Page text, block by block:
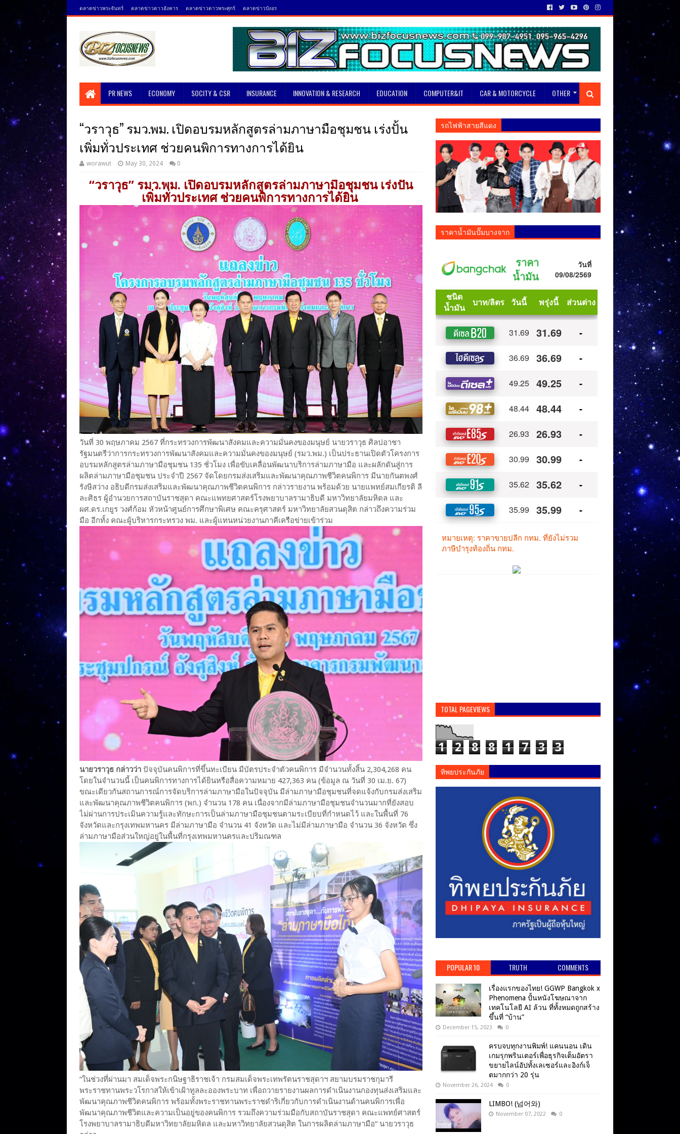
ตลาดข่าวพระจันทร์ ตลาดข่าวดาวอังคาร ตลาดข่าวดาวพระศุกร์ ตลาดข่าวบังอร
PR NEWS ECONOMY SOCITY & CSR INSURANCE INNOVATION & RESEARCH EDUCATION COMPUTER&IT CAR & MOTORCYCLE OTHER
“วราวุธ” รมว.พม. เปิดอบรมหลักสูตรล่ามภาษามือชุมชน เร่งปั้น
เพิ่มทั่วประเทศ ช่วยคนพิการทางการได้ยิน
worawut May 30, 2024 0
“วราวุธ” รมว.พม. เปิดอบรมหลักสูตรล่ามภาษามือชุมชน เร่งปั้น
เพิ่มทั่วประเทศ ช่วยคนพิการทางการได้ยิน
วันที่ 30 พฤษภาคม 2567 ที่กระทรวงการพัฒนาสังคมและความมั่นคงของมนุษย์ นายวราวุธ ศิลปอาชา
รัฐมนตรีว่าการกระทรวงการพัฒนาสังคมและความมั่นคงของมนุษย์ (รมว.พม.) เป็นประธานเปิดตัวโครงการ
อบรมหลักสูตรล่ามภาษามือชุมชน 135 ชั่วโมง เพื่อขับเคลื่อนพัฒนาบริการล่ามภาษามือ และผลักดันสู่การ
ผลิตล่ามภาษามือชุมชน ประจำปี 2567 จัดโดยกรมส่งเสริมและพัฒนาคุณภาพชีวิตคนพิการ มีนายกันตพงศ์
รังษีสว่าง อธิบดีกรมส่งเสริมและพัฒนาคุณภาพชีวิตคนพิการ กล่าวรายงาน พร้อมด้วย นายแพทย์สมเกียรติ ลี
ละศิธร ผู้อำนวยการสถาบันราชสุดา คณะแพทยศาสตร์โรงพยาบาลรามาธิบดี มหาวิทยาลัยมหิดล และ
ผศ.ดร.เกยูร วงศ์ก้อม หัวหน้าศูนย์การศึกษาพิเศษ คณะครุศาสตร์ มหาวิทยาลัยสวนดุสิต กล่าวถึงความร่วม
มือ อีกทั้ง คณะผู้บริหารกระทรวง พม. และผู้แทนหน่วยงานภาคีเครือข่ายเข้าร่วม
นายวราวุธ กล่าวว่า ปัจจุบันคนพิการที่ขึ้นทะเบียน มีบัตรประจำตัวคนพิการ มีจำนวนทั้งสิ้น 2,304,268 คน
โดยในจำนวนนี้ เป็นคนพิการทางการได้ยินหรือสื่อความหมาย 427,363 คน (ข้อมูล ณ วันที่ 30 เม.ย. 67)
ขณะเดียวกันสถานการณ์การจัดบริการล่ามภาษามือในปัจจุบัน มีล่ามภาษามือชุมชนที่จดแจ้งกับกรมส่งเสริม
และพัฒนาคุณภาพชีวิตคนพิการ (พก.) จำนวน 178 คน เนื่องจากมีล่ามภาษามือชุมชนจำนวนมากที่ยังสอบ
ไม่ผ่านการประเมินความรู้และทักษะการเป็นล่ามภาษามือชุมชนตามระเบียบที่กำหนดไว้ และในพื้นที่ 76
จังหวัดและกรุงเทพมหานคร มีล่ามภาษามือ จำนวน 41 จังหวัด และไม่มีล่ามภาษามือ จำนวน 36 จังหวัด ซึ่ง
ล่ามภาษามือส่วนใหญ่อยู่ในพื้นที่กรุงเทพมหานครและปริมณฑล
“ในช่วงที่ผ่านมา สมเด็จพระกนิษฐาธิราชเจ้า กรมสมเด็จพระเทพรัตนราชสุดาฯ สยามบรมราชกุมารี
พระราชทานพระวโรกาสให้เข้าเฝ้าทูลละอองพระบาท เพื่อถวายรายงานผลการดำเนินงานกองทุนส่งเสริมและ
พัฒนาคุณภาพชีวิตคนพิการ พร้อมทั้งพระราชทานพระราชดำริเกี่ยวกับการดำเนินงานด้านคนพิการเพื่อ
พัฒนาคุณภาพชีวิตและความเป็นอยู่ของคนพิการ รวมถึงความร่วมมือกับสถาบันราชสุดา คณะแพทย์ศาสตร์
โรงพยาบาลรามาธิบดีมหาวิทยาลัยมหิดล และมหาวิทยาลัยสวนดุสิต ในการผลิตล่ามภาษามือ“ นายวราวุธ
รถไฟฟ้าสายสีแดง
ราคาน้ำมันปั๊มบางจาก
TOTAL PAGEVIEWS
1 2 8 8 1 7 3 3
ทิพยประกันภัย
POPULAR 10 TRUTH COMMENTS
เรื่องแรกของไทย! GGWP Bangkok x
Phenomena ปั้นหนังโฆษณาจาก
เทคโนโลยี AI ล้วน ที่ทั้งหมดถูกสร้าง
ขึ้นที่ “บ้าน”
December 15, 2023 0
ครบจบทุกงานพิมพ์! แคนนอน เดิน
เกมรุกพรินเตอร์เพื่อธุรกิจเต็มอัตรา
ขยายไลน์อัปทั้งเลเซอร์และอิงก์เจ็
ตมากกว่า 20 รุ่น
November 26, 2024 0
LIMBO! (넘어와)
November 07, 2022 0